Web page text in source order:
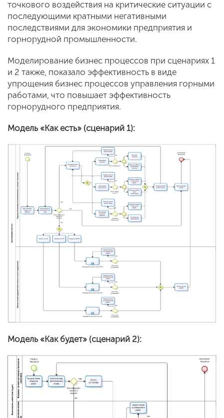
точкового воздействия на критические ситуации с
последующими кратными негативными
последствиями для экономики предприятия и
горнорудной промышленности.
Моделирование бизнес процессов при сценариях 1
и 2 также, показало эффективность в виде
упрощения бизнес процессов управления горными
работами, что повышает эффективность
горнорудного предприятия.
Модель «Как есть» (сценарий 1):
Модель «Как будет» (сценарий 2):